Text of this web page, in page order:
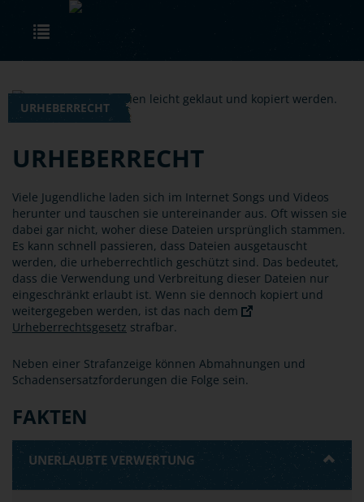
Skip to main content
URHEBERRECHT
URHEBERRECHT
Viele Jugendliche laden sich im Internet Songs und Videos
herunter und tauschen sie untereinander aus. Oft wissen sie
dabei gar nicht, woher diese Dateien ursprünglich stammen.
Es kann schnell passieren, dass Dateien ausgetauscht
werden, die urheberrechtlich geschützt sind. Das bedeutet,
dass die Verwendung und Verbreitung dieser Dateien nur
eingeschränkt erlaubt ist. Wenn sie dennoch kopiert und
weitergegeben werden, ist das nach dem
Urheberrechtsgesetz strafbar.
Neben einer Strafanzeige können Abmahnungen und
Schadensersatzforderungen die Folge sein.
FAKTEN
UNERLAUBTE VERWERTUNG